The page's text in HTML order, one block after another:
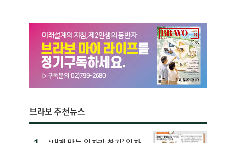
브라보 추천뉴스